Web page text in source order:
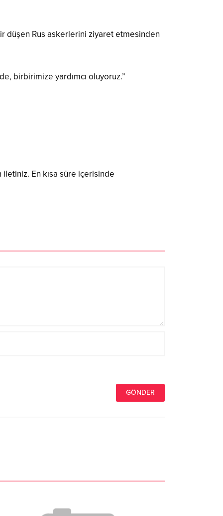
düşen Rus askerlerini ziyaret etmesinden
birbirimize yardımcı oluyoruz.”
En kısa süre içerisinde